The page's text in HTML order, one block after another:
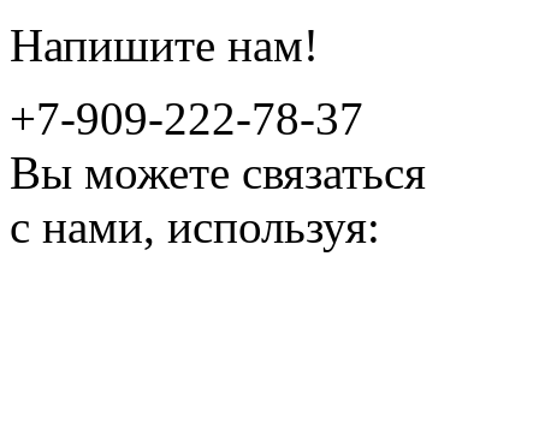
Напишите нам!
+7-909-222-78-37
Вы можете связаться
с нами, используя: